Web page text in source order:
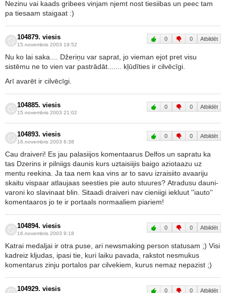
Nezinu vai kaads gribees vinjam njemt nost tiesiibas un peec tam
pa tiesaam staigaat :)
104879. viesis
15.novembris 2003 19:52
0 0 Atbildēt
Nu ko lai saka.... Džeriņu var saprat, jo vieman ejot pret visu
sistēmu ne to vien var pastrādāt....... kļūdīties ir cilvēcīgi.
Arī avarēt ir cilvēcīgi.
104885. viesis
15.novembris 2003 21:02
0 0 Atbildēt
104893. viesis
16.novembris 2003 6:38
0 0 Atbildēt
Cau draiveri! Es jau palasiijos komentaarus Delfos un sapratu ka
tas Dzerins ir pilniigs daunis kurs uztaisiijis baigo aziotaazu uz
mentu reekina. Ja taa nem kaa vins ar to savu izraisiito avaariju
skaitu vispaar atlaujaas seesties pie auto stuures? Atradusu dauni-
varoni ko slavinaat blin. Sitaadi draiveri nav cieniigi iekluut ''iauto''
komentaaros jo te ir portaals normaaliem piariem!
104894. viesis
16.novembris 2003 9:18
0 0 Atbildēt
Katrai medaljai ir otra puse, ari newsmaking person statusam ;) Visi
kadreiz kljudas, ipasi tie, kuri laiku pavada, rakstot nesmukus
komentarus zinju portalos par cilvekiem, kurus nemaz nepazist ;)
104929. viesis 0 0 Atbildēt